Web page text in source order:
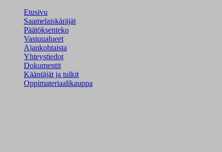
Etusivu
Saamelaiskäräjät
Päätöksenteko
Vastuualueet
Ajankohtaista
Yhteystiedot
Dokumentit
Kääntäjät ja tulkit
Oppimateriaalikauppa